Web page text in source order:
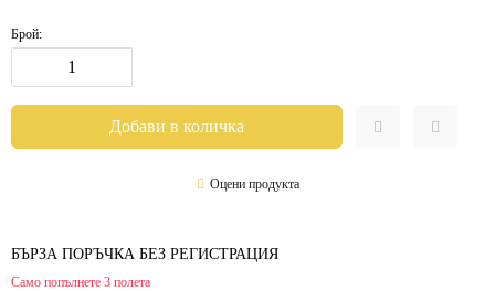
Брой:
Оцени продукта
БЪРЗА ПОРЪЧКА БЕЗ РЕГИСТРАЦИЯ
Само попълнете 3 полета